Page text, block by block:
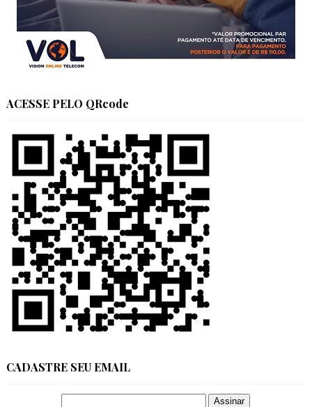
ACESSE PELO QRcode
CADASTRE SEU EMAIL